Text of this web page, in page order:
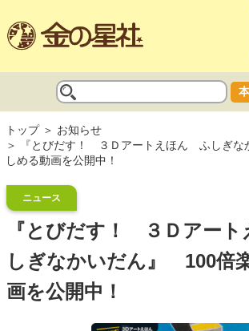
トップ
お知らせ
『とびだす！ ３Ｄアートえほん ふしぎ
しめる動画を公開中！
ニュース
『とびだす！ ３Ｄアー
しぎなかいだん』 100倍
画を公開中！